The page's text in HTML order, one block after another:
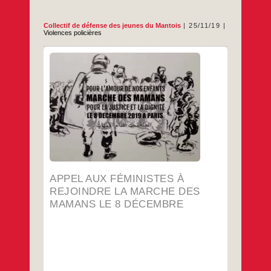
Collectif de défense des jeunes du Mantois
25/11/19
Violences policières
APPEL AUX FÉMINISTES À
REJOINDRE LA MARCHE DES
MAMANS LE 8 DÉCEMBRE
24 NOV. 2019 | PAR
COLLECTIF DE
DÉFENSE DES JEUNES DU MANTOIS
BLOG :
LE BLOG DE COLLECTIF DE
DÉFENSE DES JEUNES DU MANTOIS
La marche féministe de samedi dernier est
sans conteste un événement historique.
Nous y avons vu des lignes bouger, ce que
nous constations déjà sur le terrain
concernant le racisme et l’islamophobie en
particulier. Il faut creuser ce sillon.